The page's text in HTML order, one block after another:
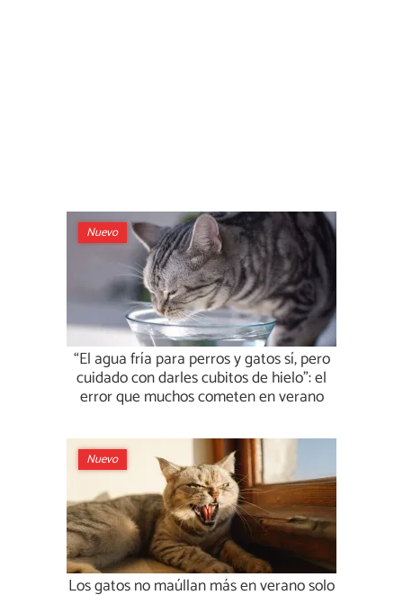
Nuevo
“El agua fría para perros y gatos sí, pero
cuidado con darles cubitos de hielo”: el
error que muchos cometen en verano
Nuevo
Los gatos no maúllan más en verano solo